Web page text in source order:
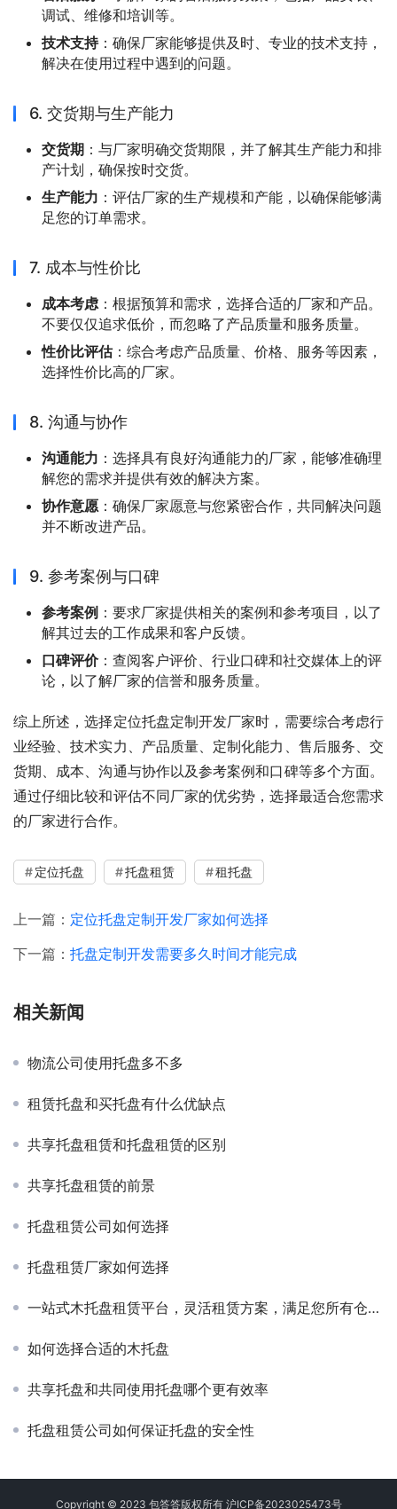
调试、维修和培训等。
技术支持：确保厂家能够提供及时、专业的技术支持，
解决在使用过程中遇到的问题。
6. 交货期与生产能力
交货期 ：与厂家明确交货期限，并了解其生产能力和排
产计划，确保按时交货。
生产能力 ：评估厂家的生产规模和产能，以确保能够满
足您的订单需求。
7. 成本与性价比
成本考虑 ：根据预算和需求，选择合适的厂家和产品。
不要仅仅追求低价，而忽略了产品质量和服务质量。
性价比评估：综合考虑产品质量、价格、服务等因素，
选择性价比高的厂家。
8. 沟通与协作
沟通能力 ：选择具有良好沟通能力的厂家，能够准确理
解您的需求并提供有效的解决方案。
协作意愿 ：确保厂家愿意与您紧密合作，共同解决问题
并不断改进产品。
9. 参考案例与口碑
参考案例 ：要求厂家提供相关的案例和参考项目，以了
解其过去的工作成果和客户反馈。
口碑评价：查阅客户评价、行业口碑和社交媒体上的评
论，以了解厂家的信誉和服务质量。
综上所述，选择定位托盘定制开发厂家时，需要综合考虑行
业经验、技术实力、产品质量、定制化能力、售后服务、交
货期、成本、沟通与协作以及参考案例和口碑等多个方面。
通过仔细比较和评估不同厂家的优劣势，选择最适合您需求
的厂家进行合作。
定位托盘 托盘租赁 租托盘
上一篇： 定位托盘定制开发厂家如何选择
下一篇： 托盘定制开发需要多久时间才能完成
相关新闻
物流公司使用托盘多不多
租赁托盘和买托盘有什么优缺点
共享托盘租赁和托盘租赁的区别
共享托盘租赁的前景
托盘租赁公司如何选择
托盘租赁厂家如何选择
一站式木托盘租赁平台，灵活租赁方案，满足您所有仓储运输需求！
如何选择合适的木托盘
共享托盘和共同使用托盘哪个更有效率
托盘租赁公司如何保证托盘的安全性
Copyright © 2023 包答答版权所有 沪ICP备2023025473号